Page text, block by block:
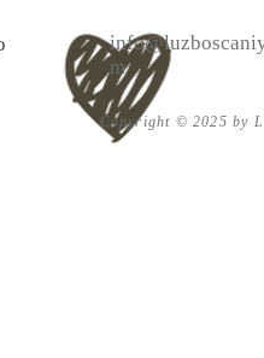
m
Copyright © 2025 by